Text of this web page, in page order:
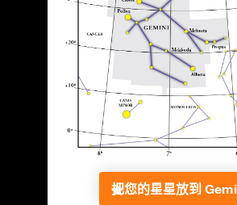
把您的星星放到